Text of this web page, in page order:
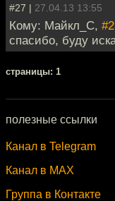
#27 | 27.04.13 13:55
Кому: Майкл_С, #2
спасибо, буду
cтраницы: 1
полезные ссылки
Канал в Telegram
Канал в MAX
Группа в Контакте